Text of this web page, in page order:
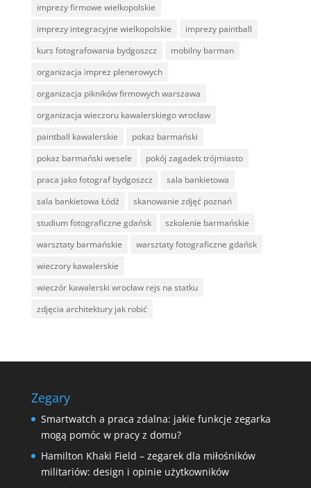
imprezy firmowe wielkopolskie
imprezy integracyjne wielkopolskie
imprezy paintball
kurs fotografowania bydgoszcz
mobilny barman
organizacja imprez plenerowych
organizacja pikników firmowych warszawa
organizacja wieczoru kawalerskiego wrocław
paintball kawalerskie
pokaz barmański
pokaz barmański wesele
pokój zagadek trójmiasto
praca jako fotograf bydgoszcz
sala bankietowa
sala bankietowa Łódź
skanowanie zdjęć poznań
studium fotograficzne gdańsk
szkolenie barmańskie
warsztaty barmańskie
warsztaty fotograficzne gdańsk
wieczory kawalerskie
wieczór kawalerski wrocław rejs na statku
zdjęcia architektury jak robić
Zegary
Smartwatch a praca zdalna: jakie funkcje zegarka
mogą pomóc w pracy z domu?
Hamilton Khaki Field – zegarek dla miłośników
militariów: design i opinie użytkowników